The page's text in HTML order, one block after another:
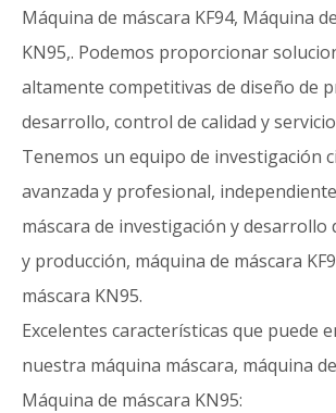
Máquina de máscara KF94, Máquina
KN95,. Podemos proporcionar
altamente competitivas de diseño de
desarrollo, control de calidad y
Tenemos un equipo de investigación
avanzada y profesional,
máscara de investigación y desarrollo
y producción, máquina de máscara
máscara KN95.
Excelentes características que puede
nuestra máquina máscara, máquina
Máquina de máscara KN95: